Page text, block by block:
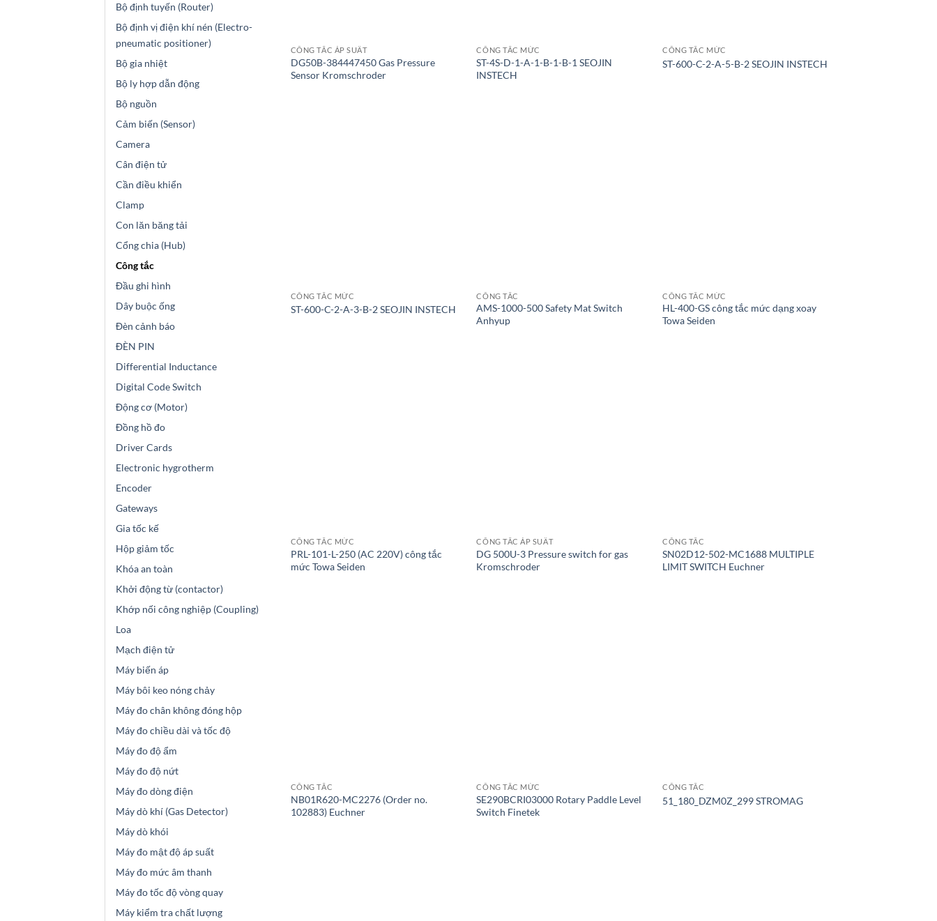
Bộ định tuyến (Router)
Bộ định vị điện khí nén (Electro-
pneumatic positioner)
Bộ gia nhiệt
Bộ ly hợp dẫn động
Bộ nguồn
Cảm biến (Sensor)
Camera
Cân điện tử
Cần điều khiển
Clamp
Con lăn băng tải
Cổng chia (Hub)
Công tắc
Đầu ghi hình
Dây buộc ống
Đèn cảnh báo
ĐÈN PIN
Differential Inductance
Digital Code Switch
Động cơ (Motor)
Đồng hồ đo
Driver Cards
Electronic hygrotherm
Encoder
Gateways
Gia tốc kế
Hộp giảm tốc
Khóa an toàn
Khởi động từ (contactor)
Khớp nối công nghiệp (Coupling)
Loa
Mạch điện tử
Máy biến áp
Máy bôi keo nóng chảy
Máy đo chân không đóng hộp
Máy đo chiều dài và tốc độ
Máy đo độ ẩm
Máy đo độ nứt
Máy đo dòng điện
Máy dò khí (Gas Detector)
Máy dò khói
Máy đo mật độ áp suất
Máy đo mức âm thanh
Máy đo tốc độ vòng quay
Máy kiểm tra chất lượng
CÔNG TẮC ÁP SUẤT
DG50B-384447450 Gas Pressure
Sensor Kromschroder
CÔNG TẮC MỨC
ST-4S-D-1-A-1-B-1-B-1 SEOJIN
INSTECH
CÔNG TẮC MỨC
ST-600-C-2-A-5-B-2 SEOJIN INSTECH
CÔNG TẮC MỨC
ST-600-C-2-A-3-B-2 SEOJIN INSTECH
CÔNG TẮC
AMS-1000-500 Safety Mat Switch
Anhyup
CÔNG TẮC MỨC
HL-400-GS công tắc mức dạng xoay
Towa Seiden
CÔNG TẮC MỨC
PRL-101-L-250 (AC 220V) công tắc
mức Towa Seiden
CÔNG TẮC ÁP SUẤT
DG 500U-3 Pressure switch for gas
Kromschroder
CÔNG TẮC
SN02D12-502-MC1688 MULTIPLE
LIMIT SWITCH Euchner
CÔNG TẮC
NB01R620-MC2276 (Order no.
102883) Euchner
CÔNG TẮC MỨC
SE290BCRI03000 Rotary Paddle Level
Switch Finetek
CÔNG TẮC
51_180_DZM0Z_299 STROMAG